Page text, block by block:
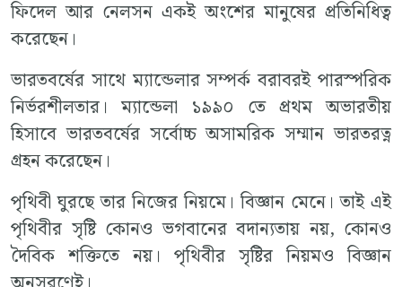
ফিদেল আর নেলসন একই অংশের মানুষের প্রতিনিধিত্ব
করেছেন।
ভারতবর্ষের সাথে ম্যান্ডেলার সম্পর্ক বরাবরই পারস্পরিক
নির্ভরশীলতার। ম্যান্ডেলা ১৯৯০ তে প্রথম অভারতীয়
হিসাবে ভারতবর্ষের সর্বোচ্চ অসামরিক সম্মান ভারতরত্ন
গ্রহন করেছেন।
পৃথিবী ঘুরছে তার নিজের নিয়মে। বিজ্ঞান মেনে। তাই এই
পৃথিবীর সৃষ্টি কোনও ভগবানের বদান্যতায় নয়, কোনও
দৈবিক শক্তিতে নয়। পৃথিবীর সৃষ্টির নিয়মও বিজ্ঞান